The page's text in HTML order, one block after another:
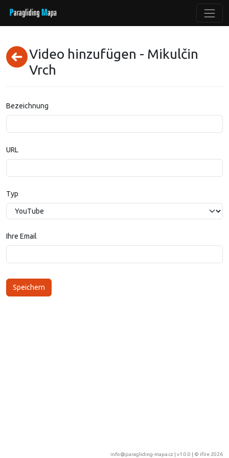
Video hinzufügen - Mikulčin
Vrch
Bezeichnung
URL
Typ
Ihre Email
info@paragliding-mapa.cz | v1.0.0 | © ifire 2026